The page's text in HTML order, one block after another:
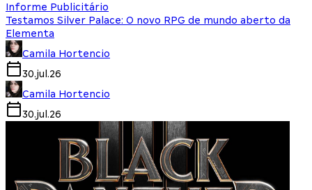
Informe Publicitário
Testamos Silver Palace: O novo RPG de mundo aberto da
Elementa
Camila Hortencio
30.jul.26
Camila Hortencio
30.jul.26